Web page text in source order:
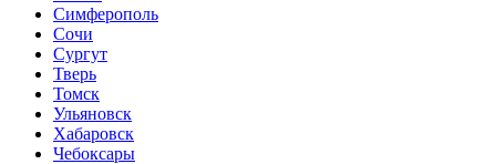
Симферополь
Сочи
Сургут
Тверь
Томск
Ульяновск
Хабаровск
Чебоксары